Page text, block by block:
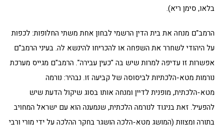
בלאו, סימן ריא).
הרמב"ם מנחה את בית הדין הרשמי לבחון אחת משתי החלופות: לכפות
על היהודי לשחרר את השפחה או להכריחו להינשא לה. בעיני הרמב"ם
אפשרות זו עדיפה למרות שיש בה "כעין עבירה". הרמב"ם מגייס מערכת
נורמות מטא-הלכתיות לביסוסה של קביעה זו. נבהיר: נורמה
מטא-הלכתית, מופנית לדיין ומנחה אותו בסוג שיקול הדעת שיש
להפעיל. זאת בניגוד לנורמה הלכתית, שנמענה הוא עם ישראל המחויב
בתורה ומצוות (המושג מטא-הלכה הושגר בחקר ההלכה על ידי מורי ורבי